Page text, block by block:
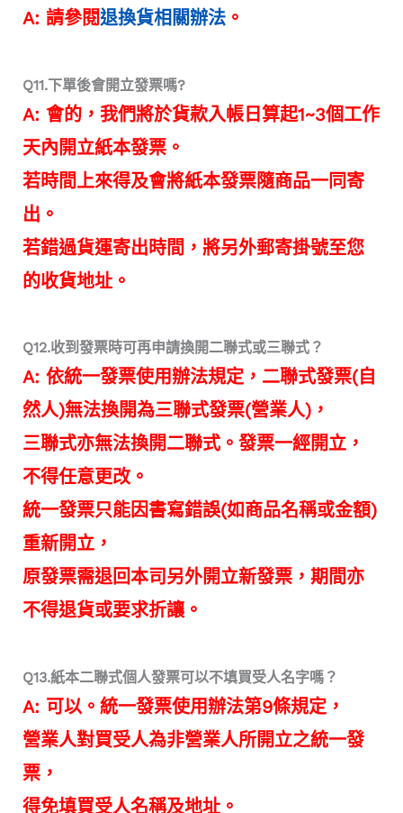
A: 請參閱退換貨相關辦法。
Q11.下單後會開立發票嗎?
A: 會的，我們將於貨款入帳日算起1~3個工作
天內開立紙本發票。
若時間上來得及會將紙本發票隨商品一同寄
出。
若錯過貨運寄出時間，將另外郵寄掛號至您
的收貨地址。
Q12.收到發票時可再申請換開二聯式或三聯式？
A: 依統一發票使用辦法規定，二聯式發票(自
然人)無法換開為三聯式發票(營業人)，
三聯式亦無法換開二聯式。發票一經開立，
不得任意更改。
統一發票只能因書寫錯誤(如商品名稱或金額)
重新開立，
原發票需退回本司另外開立新發票，期間亦
不得退貨或要求折讓。
Q13.紙本二聯式個人發票可以不填買受人名字嗎？
A: 可以。統一發票使用辦法第9條規定，
營業人對買受人為非營業人所開立之統一發
票，
得免填買受人名稱及地址。